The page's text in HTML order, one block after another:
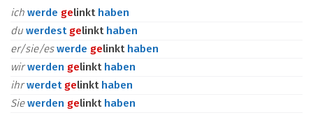
ich werde gelinkt haben
du werdest gelinkt haben
er/sie/eswerde gelinkt haben
wirwerden gelinkt haben
ihrwerdet gelinkt haben
Siewerden gelinkt haben